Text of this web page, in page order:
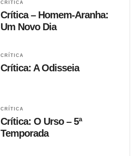
CRÍTICA
Crítica – Homem-Aranha:
Um Novo Dia
CRÍTICA
Crítica: A Odisseia
CRÍTICA
Crítica: O Urso – 5ª
Temporada